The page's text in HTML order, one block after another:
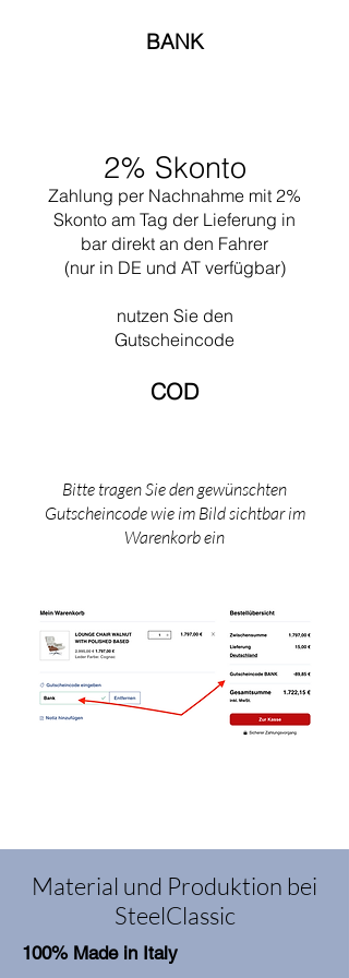
des Purismus. 1923 erschien Le Corbusiers
er seine Ideen über modernes Bauen
von 1929 stellte er seine Möbelentwürfe aus.
Daraufhin übernahm die Firma Thonet die
Produktion.Le Corbusier war einer der
führenden Architekten seiner Zeit.
BANK
2% Skonto
Zahlung per Nachnahme mit 2%
Skonto am Tag der Lieferung in
bar direkt an den Fahrer
(nur in DE und AT verfügbar)
nutzen Sie den
Gutscheincode
COD​
Bitte tragen Sie den gewünschten
Gutscheincode wie im Bild sichtbar im
Warenkorb ein
Material und Produktion bei
SteelClassic
100% Made in Italy